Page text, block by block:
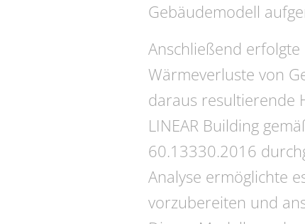
Gebäudemodell
Anschließend
Wärmeverluste von
daraus resultierende
LINEAR Building
60.13330.2016
Analyse ermöglichte
vorzubereiten und